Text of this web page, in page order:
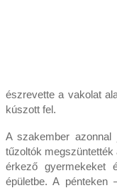
észrevette a vakolat
kúszott fel.
A szakember
tűzoltók
érkező gyermekeket
épületbe. A pénteken